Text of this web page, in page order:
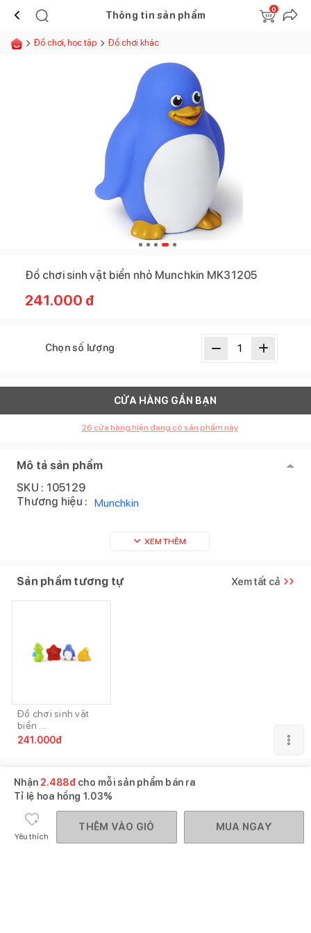
Thông tin sản phẩm
0
Đồ chơi, học tập Đồ chơi khác
Đồ chơi sinh vật biển nhỏ Munchkin MK31205
241.000 đ
Chọn số lượng
CỬA HÀNG GẦN BẠN
26 cửa hàng hiện đang có sản phẩm này
Mô tả sản phẩm
SKU : 105129
Thương hiệu : Munchkin
XEM THÊM
Sản phẩm tương tự Xem tất cả
Đồ chơi sinh vật
biển ...
241.000đ
Gợi ý mua cùng
Nhận 2.488đcho mỗi sản phẩm bán ra
Tỉ lệ hoa hồng 1.03%
Yêu thích
THÊM VÀO GIỎ MUA NGAY